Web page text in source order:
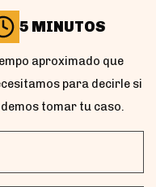
5 MINUTOS
aproximado que
para decirle si
tomar tu caso.